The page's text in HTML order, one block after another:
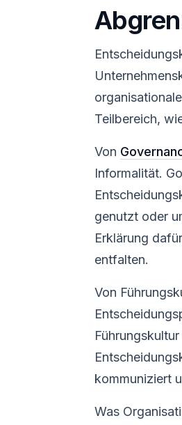
Teilbereich,
Von
Informalität.
genutzt oder
Erklärung
entfalten.
Von
kommuniziert
Was